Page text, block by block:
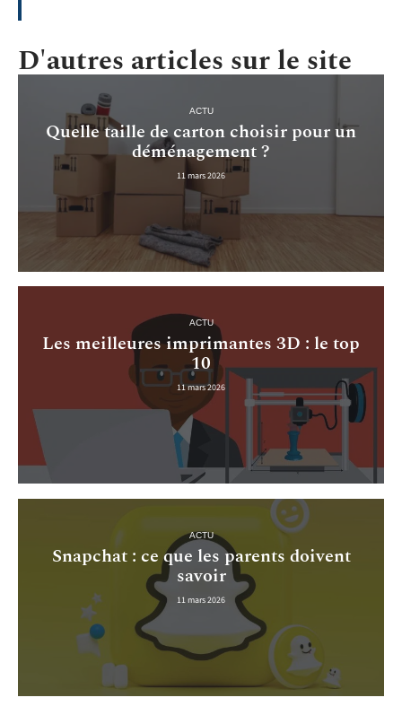
D'autres articles sur le site
ACTU
Quelle taille de carton choisir pour un
déménagement ?
11 mars 2026
ACTU
Les meilleures imprimantes 3D : le top
10
11 mars 2026
ACTU
Snapchat : ce que les parents doivent
savoir
11 mars 2026